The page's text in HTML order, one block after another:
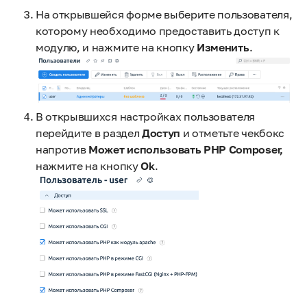
На открывшейся форме выберите пользователя,
которому необходимо предоставить доступ к
модулю, и нажмите на кнопку Изменить.
В открывшихся настройках пользователя
перейдите в раздел Доступ и отметьте чекбокс
напротив Может использовать PHP Composer,
нажмите на кнопкуOk.